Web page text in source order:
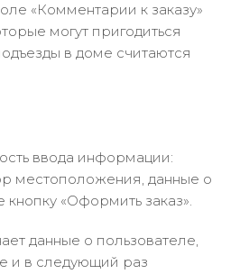
«Комментарии к заказу»
могут пригодиться
в доме считаются
ввода информации:
местоположения, данные о
«Оформить заказ».
данные о пользователе,
и в следующий раз